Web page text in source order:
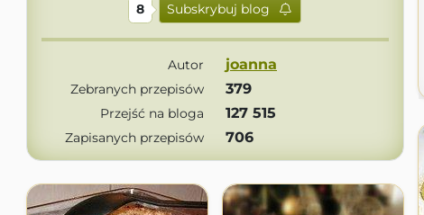
8 Subskrybuj blog
Autor joanna
Zebranych przepisów 379
Przejść na bloga 127 515
Zapisanych przepisów 706